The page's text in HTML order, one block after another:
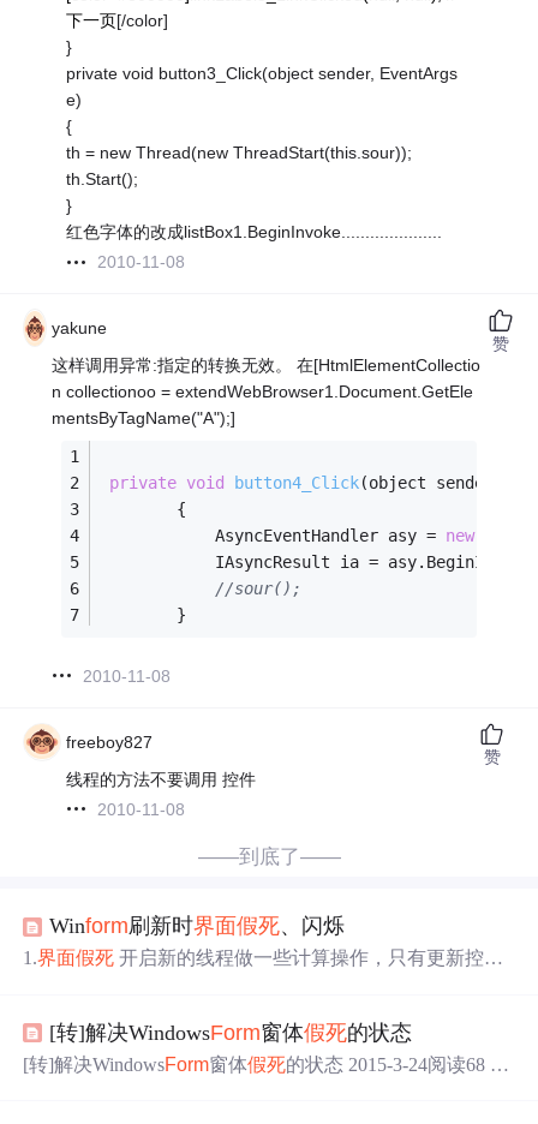
下一页[/color]
}
private void button3_Click(object sender, EventArgs
e)
{
th = new Thread(new ThreadStart(this.sour));
th.Start();
}
红色字体的改成listBox1.BeginInvoke.....................
2010-11-08
yakune
这样调用异常:指定的转换无效。 在[HtmlElementCollectio
n collectionoo = extendWebBrowser1.Document.GetEle
mentsByTagName("A");]
private void button4_Click(object sender,
        {
            AsyncEventHandler asy =
new
IAsyncResult ia =
//sour();
        }
2010-11-08
赞
freeboy827
线程的方法不要调用 控件
2010-11-08
赞
——到底了——
Winform刷新时界面假死、闪烁
1.界面假死 开启新的线程做一些计算操作，只有更新控件
ntingInWmPaint | ControlStyles.OptimizedDoubleBuffer | Contr
olStyles.ResizeRedr...
[转]解决WindowsForm窗体假死的状态
[转]解决WindowsForm窗体假死的状态 2015-3-24阅读68 评